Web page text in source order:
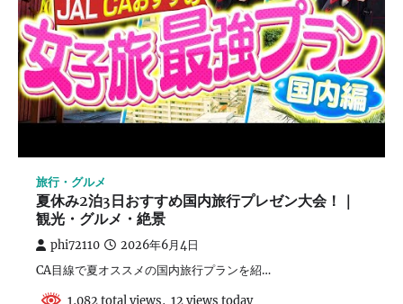
旅行・グルメ
夏休み2泊3日おすすめ国内旅行プレゼン大会！｜
観光・グルメ・絶景
phi72110 2026年6月4日
CA目線で夏オススメの国内旅行プランを紹…
1,082 total views, 12 views today